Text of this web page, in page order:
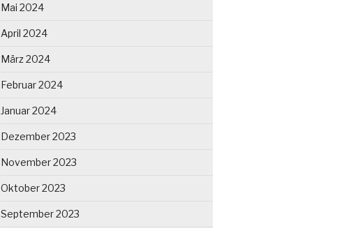
Mai 2024
April 2024
März 2024
Februar 2024
Januar 2024
Dezember 2023
November 2023
Oktober 2023
September 2023